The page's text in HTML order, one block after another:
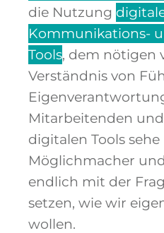
die Nutzung
Kommunikations-
Tools, dem nötigen
Verständnis von
Mitarbeitenden und
digitalen Tools sehe
Möglichmacher
endlich mit der
setzen, wie wir
wollen.